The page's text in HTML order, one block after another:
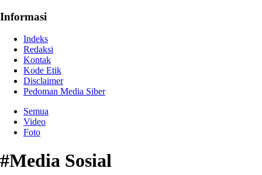
Informasi
Indeks
Redaksi
Kontak
Kode Etik
Disclaimer
Pedoman Media Siber
Semua
Video
Foto
#Media Sosial